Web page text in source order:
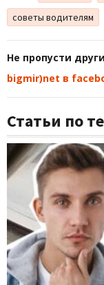
советы водителям
Не пропусти
bigmir)net в
Статьи по